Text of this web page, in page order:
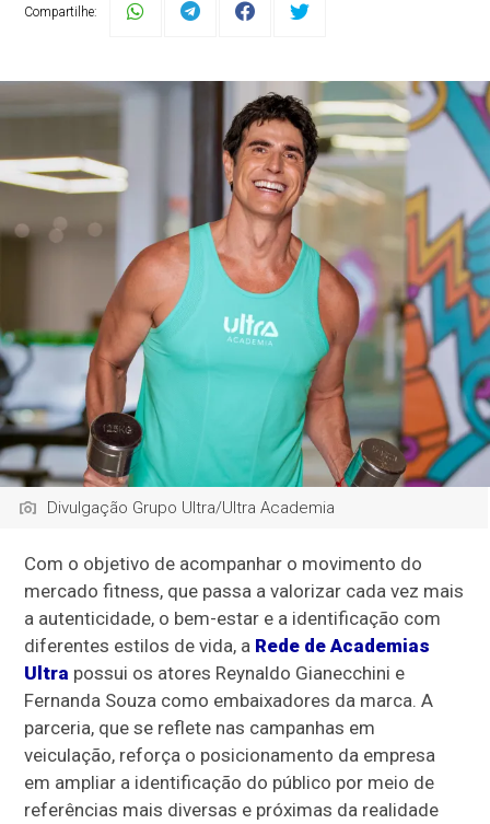
Compartilhe:
Divulgação Grupo Ultra/Ultra Academia
Com o objetivo de acompanhar o movimento do
mercado fitness, que passa a valorizar cada vez mais
a autenticidade, o bem-estar e a identificação com
diferentes estilos de vida, a Rede de Academias
Ultra possui os atores Reynaldo Gianecchini e
Fernanda Souza como embaixadores da marca. A
parceria, que se reflete nas campanhas em
veiculação, reforça o posicionamento da empresa
em ampliar a identificação do público por meio de
referências mais diversas e próximas da realidade